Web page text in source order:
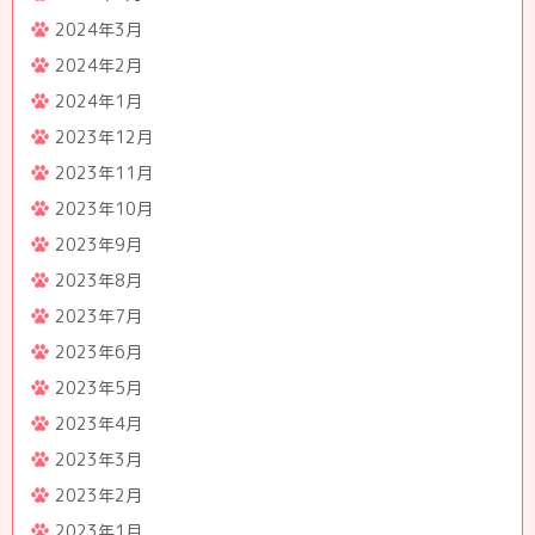
2024年3月
2024年2月
2024年1月
2023年12月
2023年11月
2023年10月
2023年9月
2023年8月
2023年7月
2023年6月
2023年5月
2023年4月
2023年3月
2023年2月